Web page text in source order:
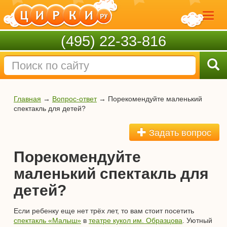
(495) 22-33-816
Главная → Вопрос-ответ → Порекомендуйте маленький
спектакль для детей?
Задать вопрос
Порекомендуйте
маленький спектакль для
детей?
Если ребенку еще нет трёх лет, то вам стоит посетить
спектакль «Малыш» в театре кукол им. Образцова . Уютный